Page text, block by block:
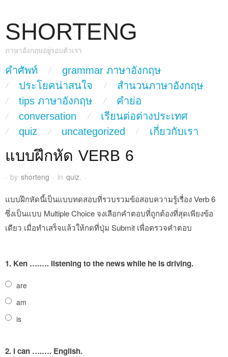
SHORTENG
ภาษาอังกฤษอยู่รอบตัวเรา
Main Menu
skip to content
คำศัพท์
grammar ภาษาอังกฤษ
ประโยคน่าสนใจ
สำนวนภาษาอังกฤษ
tips ภาษาอังกฤษ
คำย่อ
conversation
เรียนต่อต่างประเทศ
quiz
uncategorized เกี่ยวกับเรา
แบบฝึกหัด VERB 6
· by shorteng · in quiz. ·
แบบฝึกหัดนี้เป็นแบบทดสอบที่รวบรวมข้อสอบความรู้เรื่อง Verb 6
ซึ่งเป็นแบบ Multiple Choice จงเลือกคำตอบที่ถูกต้องที่สุดเพียงข้อ
เดียว เมื่อทำเสร็จแล้วให้กดที่ปุ่ม Submit เพื่อตรวจคำตอบ
1. Ken ….…. listening to the news while he is driving.
are
am
is
2. I can ….…. English.